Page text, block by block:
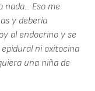
Eso me
y debería
al endocrino y se
ni oxitocina
una niña de